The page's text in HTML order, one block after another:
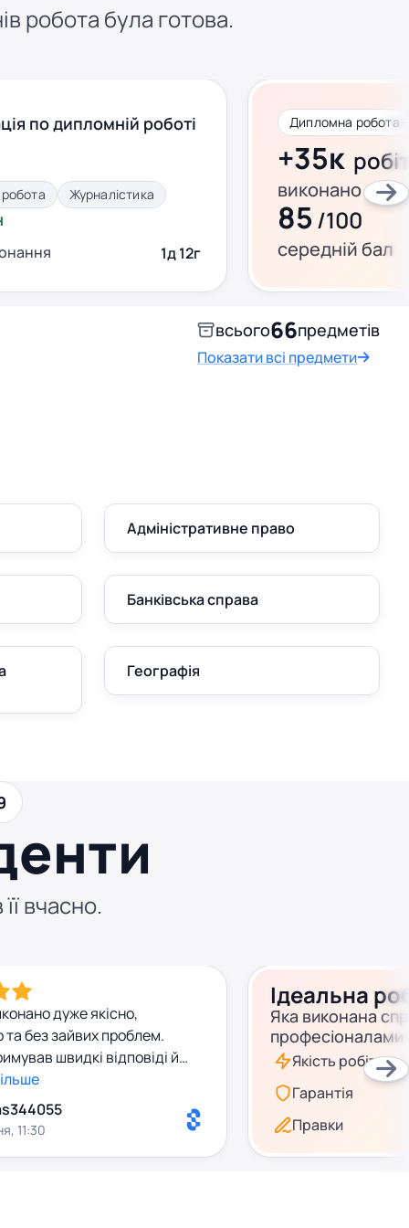
робота була готова.
по дипломній роботі
Журналістика
1д 12г
Дипломна робота
+35к
виконано за
85/100
середній бал
всього66предметів
Показати всі предмети
Адміністративне право
Банківська справа
Географія
вчасно.
дуже якісно,
та без зайвих проблем.
швидкі відповіді й
питаннями. Завдяки
все пройшло успішно. Дуже
рекомендую <3
11:30
Ідеальна
Яка виконана
професіоналами
Якість робіт
Гарантія
Правки